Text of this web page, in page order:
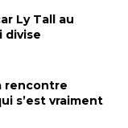
Ly Tall au
divise
rencontre
s’est vraiment